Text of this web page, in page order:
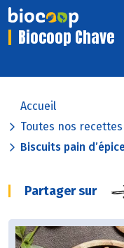
Biocoop Chave
Accueil
Toutes nos recettes
Biscuits pain
Partager sur